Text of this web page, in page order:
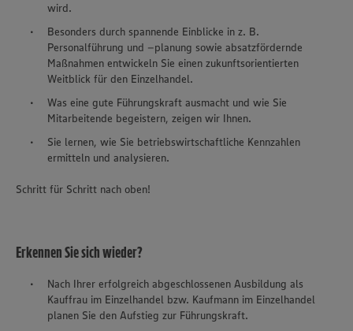
wird.
Besonders durch spannende Einblicke in z. B.
Personalführung und –planung sowie absatzfördernde
Maßnahmen entwickeln Sie einen zukunftsorientierten
Weitblick für den Einzelhandel.
Was eine gute Führungskraft ausmacht und wie Sie
Mitarbeitende begeistern, zeigen wir Ihnen.
Sie lernen, wie Sie betriebswirtschaftliche Kennzahlen
ermitteln und analysieren.
Schritt für Schritt nach oben!
Erkennen Sie sich wieder?
Nach Ihrer erfolgreich abgeschlossenen Ausbildung als
Kauffrau im Einzelhandel bzw. Kaufmann im Einzelhandel
planen Sie den Aufstieg zur Führungskraft.